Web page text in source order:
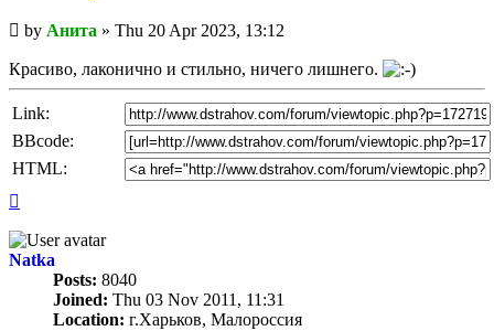
Unread
post
by Анита » Thu 20 Apr 2023, 13:12
Красиво, лаконично и стильно, ничего лишнего.
Link:
BBcode:
HTML:
Natka
Posts: 8040
Joined: Thu 03 Nov 2011, 11:31
Location: г.Харьков, Малороссия